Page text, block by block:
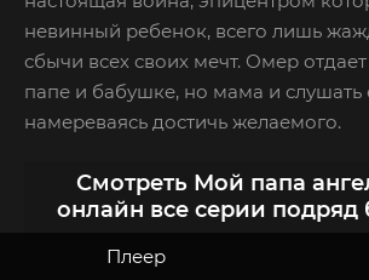
невинный ребенок, всего лишь
сбычи всех своих мечт. Омер
папе и бабушке, но мама и слушать
намереваясь достичь желаемого.
Смотреть Мой папа
онлайн все серии подряд
Плеер